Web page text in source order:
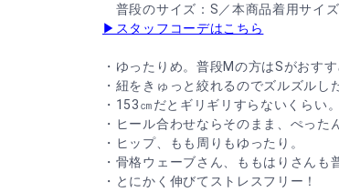
普段のサイズ：S／本商品着用サイ
▶スタッフコーデはこちら
・ゆったりめ。普段Mの方はSがおすす
・紐をきゅっと絞れるのでズルズル
・153㎝だとギリギリすらないくらい。
・ヒール合わせならそのまま、ぺった
・ヒップ、もも周りもゆったり。
・骨格ウェーブさん、ももはりさんも
・とにかく伸びてストレスフリー！